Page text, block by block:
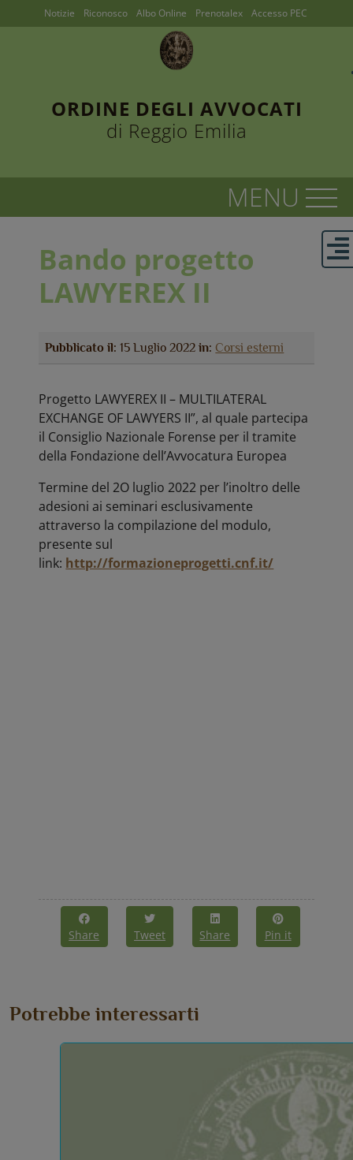
ORDINE DEGLI AVVOCATI
di Reggio Emilia
Notizie Riconosco Albo Online Prenotalex Accesso PEC
Bando progetto
LAWYEREX II
Pubblicato il: 15 Luglio 2022in: Corsi esterni
Progetto LAWYEREX II – MULTILATERAL
EXCHANGE OF LAWYERS II”, al quale partecipa
il Consiglio Nazionale Forense per il tramite
della Fondazione dell’Avvocatura Europea
Termine del 2O luglio 2022 per l’inoltro delle
adesioni ai seminari esclusivamente
attraverso la compilazione del modulo,
presente sul
link: http://formazioneprogetti.cnf.it/
Share Tweet Share Pin it
Potrebbe interessarti